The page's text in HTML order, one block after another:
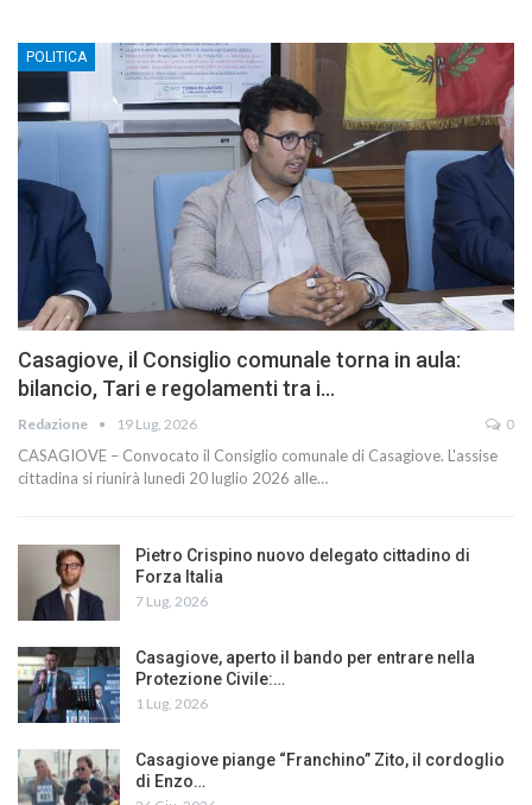
POLITICA
Casagiove, il Consiglio comunale torna in aula:
bilancio, Tari e regolamenti tra i…
Redazione 19 Lug, 2026 0
CASAGIOVE – Convocato il Consiglio comunale di Casagiove. L'assise
cittadina si riunirà lunedì 20 luglio 2026 alle…
Pietro Crispino nuovo delegato cittadino di
Forza Italia
7 Lug, 2026
Casagiove, aperto il bando per entrare nella
Protezione Civile:…
1 Lug, 2026
Casagiove piange “Franchino” Zito, il cordoglio
di Enzo…